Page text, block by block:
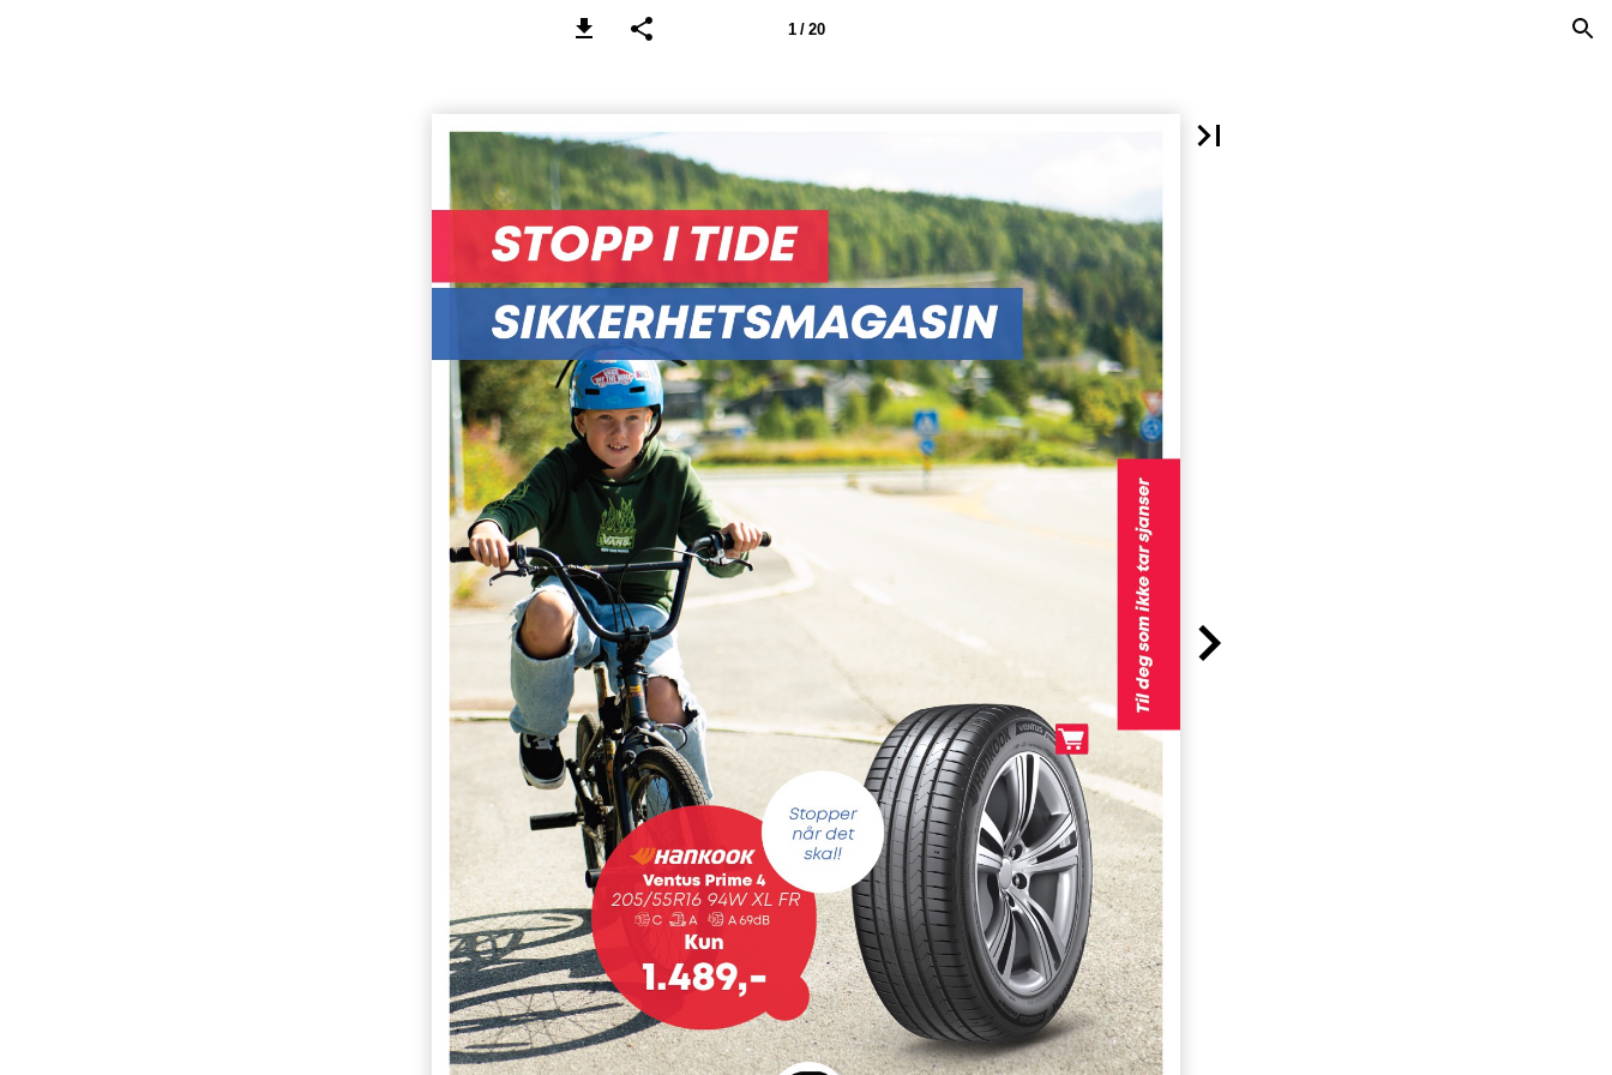
1 / 20